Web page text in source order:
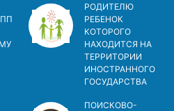
РОДИТЕЛЮ
РЕБЕНОК
КОТОРОГО
НАХОДИТСЯ НА
ТЕРРИТОРИИ
ИНОСТРАННОГО
ГОСУДАРСТВА
ПОИСКОВО-